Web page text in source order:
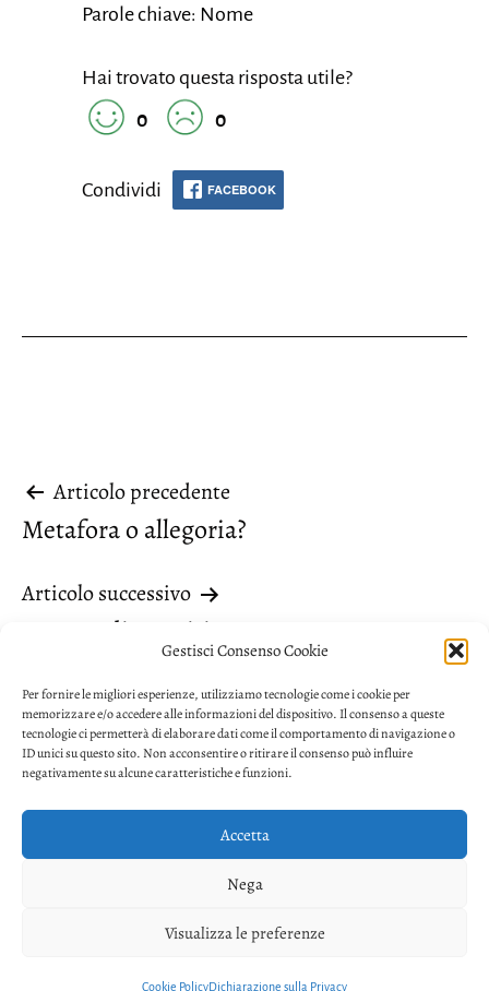
Gestisci Consenso Cookie
Per fornire le migliori esperienze, utilizziamo tecnologie come i cookie per
memorizzare e/o accedere alle informazioni del dispositivo. Il consenso a queste
tecnologie ci permetterà di elaborare dati come il comportamento di navigazione o
ID unici su questo sito. Non acconsentire o ritirare il consenso può influire
negativamente su alcune caratteristiche e funzioni.
Accetta
Nega
Visualizza le preferenze
Cookie PolicyDichiarazione sulla Privacy
Parole chiave: Nome
Hai trovato questa risposta utile?
0
0
Condividi FACEBOOK
Navigazione
articoli
Articolo precedente
Metafora o allegoria?
Articolo successivo
Tanto + di (partitivo)